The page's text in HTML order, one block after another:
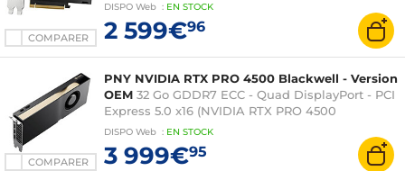
COMPARER
DISPO Web : EN STOCK
2 599€96
COMPARER
PNY NVIDIA RTX PRO 4500 Blackwell - Version
OEM 32 Go GDDR7 ECC - Quad DisplayPort - PCI
Express 5.0 x16 (NVIDIA RTX PRO 4500
Blackwell)
DISPO Web : EN STOCK
3 999€95